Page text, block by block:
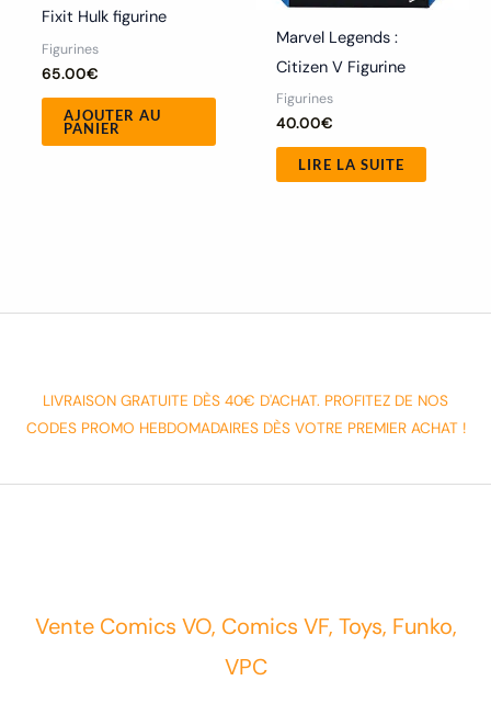
Fixit Hulk figurine
Figurines
65.00€
AJOUTER AU
PANIER
Marvel Legends :
Citizen V Figurine
Figurines
40.00€
LIRE LA SUITE
LIVRAISON GRATUITE DÈS 40€ D'ACHAT. PROFITEZ DE NOS
CODES PROMO HEBDOMADAIRES DÈS VOTRE PREMIER ACHAT !
Vente Comics VO, Comics VF, Toys, Funko,
VPC